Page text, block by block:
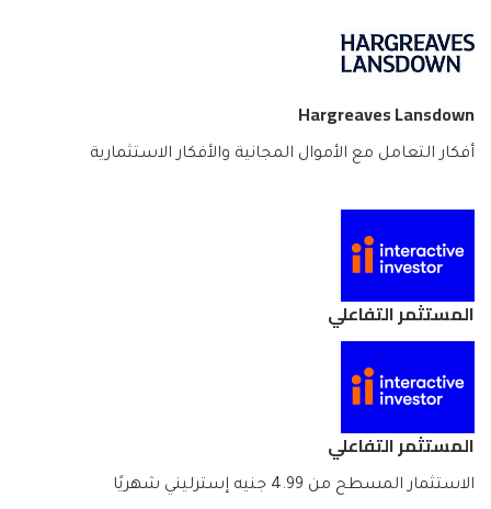
Hargreaves Lansdown
أفكار التعامل مع الأموال المجانية والأفكار الاستثمارية
المستثمر التفاعلي
المستثمر التفاعلي
الاستثمار المسطح من 4.99 جنيه إسترليني شهريًا